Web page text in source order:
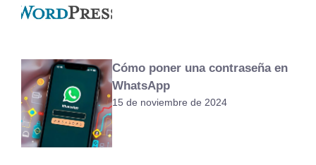
Cómo poner una contraseña en
WhatsApp
15 de noviembre de 2024